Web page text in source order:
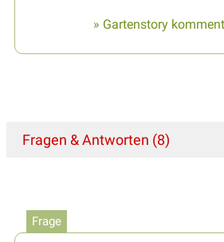
» Gartenstory
Fragen & Antworten (8)
Frage